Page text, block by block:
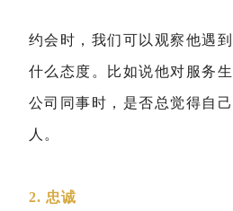
约会时，我们可以观察他遇
什么态度。比如说他对服务
公司同事时，是否总觉得自
人。
2. 忠诚